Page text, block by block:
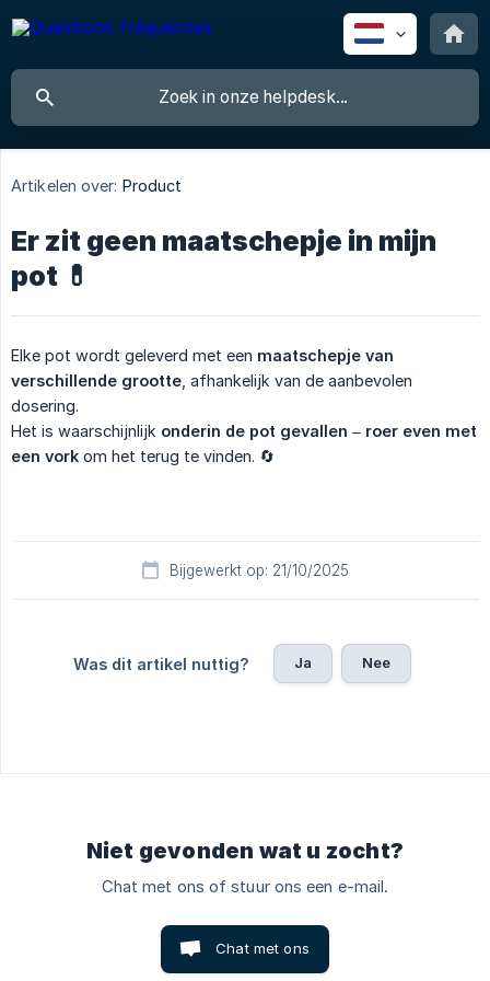
Artikelen over: Product
Er zit geen maatschepje in mijn
pot 💊
Elke pot wordt geleverd met een maatschepje van
verschillende grootte , afhankelijk van de aanbevolen
dosering.
Het is waarschijnlijk onderin de pot gevallen – roer even met
een vork om het terug te vinden. 🔄
Bijgewerkt op: 21/10/2025
Was dit artikel nuttig? Ja Nee
Niet gevonden wat u zocht?
Chat met ons of stuur ons een e-mail.
Chat met ons